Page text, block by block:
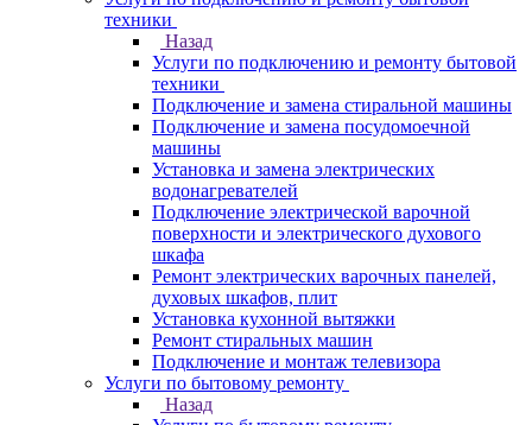
техники
Назад
Услуги по подключению и ремонту бытовой
техники
Подключение и замена стиральной машины
Подключение и замена посудомоечной
машины
Установка и замена электрических
водонагревателей
Подключение электрической варочной
поверхности и электрического духового
шкафа
Ремонт электрических варочных панелей,
духовых шкафов, плит
Установка кухонной вытяжки
Ремонт стиральных машин
Подключение и монтаж телевизора
Услуги по бытовому ремонту
Назад